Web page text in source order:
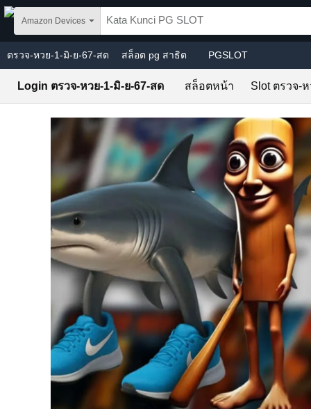
Skip to main content
Amazon Devices
ตรวจ-หวย-1-มิ-ย-67-สด สล็อต pg สาธิต PGSLOT
Login ตรวจ-หวย-1-มิ-ย-67-สด สล็อตหน้า Slot ตรวจ-